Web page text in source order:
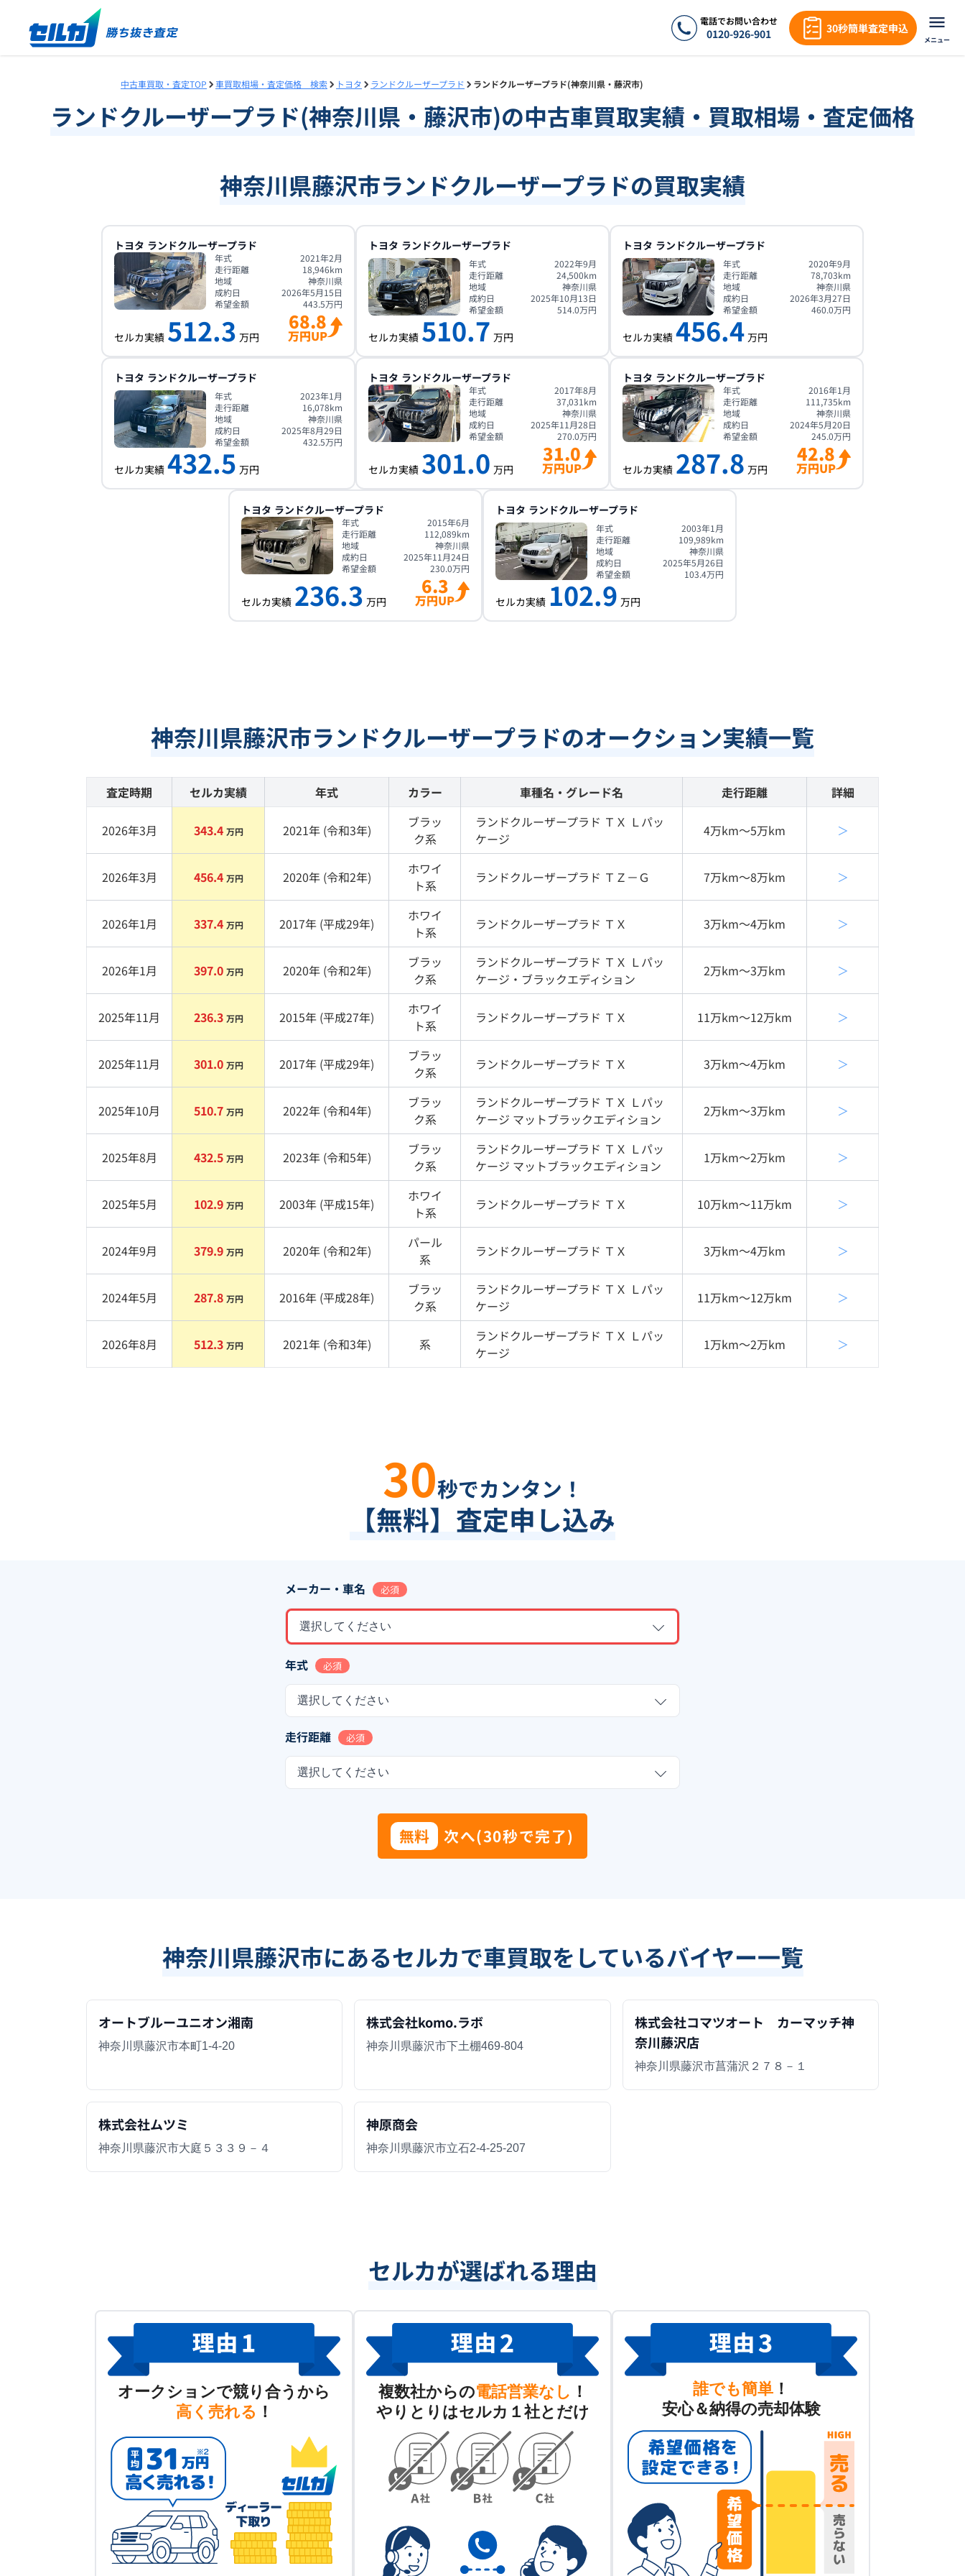
電話でお問い合わせ
0120-926-901 30秒簡単査定申込
メニュー
中古車買取・査定TOP 車買取相場・査定価格 検索 トヨタ ランドクルーザープラド ランドクルーザープラド(神奈川県・藤沢市)
ランドクルーザープラド(神奈川県 ・ 藤沢市)の中古車買取実績・買取相場・査定価格
神奈川県藤沢市ランドクルーザープラドの買取実績
トヨタ ランドクルーザープラド
年式
2021年2月
走行距離
18,946km
地域
神奈川県
成約日
2026年5月15日
希望金額
443.5万円
セルカ実績 512.3 万円
68.8
万円UP
トヨタ ランドクルーザープラド
年式
2022年9月
走行距離
24,500km
地域
神奈川県
成約日
2025年10月13日
希望金額
514.0万円
セルカ実績 510.7 万円
トヨタ ランドクルーザープラド
年式
2020年9月
走行距離
78,703km
地域
神奈川県
成約日
2026年3月27日
希望金額
460.0万円
セルカ実績 456.4 万円
トヨタ ランドクルーザープラド
年式
2023年1月
走行距離
16,078km
地域
神奈川県
成約日
2025年8月29日
希望金額
432.5万円
セルカ実績 432.5 万円
トヨタ ランドクルーザープラド
年式
2017年8月
走行距離
37,031 km
地域
神奈川県
成約日
2025年11月28日
希望金額
270.0万円
セルカ実績 301.0 万円
31.0
万円UP
トヨタ ランドクルーザープラド
年式
2016年1月
走行距離
111,735km
地域
神奈川県
成約日
2024年5月20日
希望金額
245.0万円
セルカ実績 287.8 万円
42.8
万円UP
トヨタ ランドクルーザープラド
年式
2015年6月
走行距離
112,089km
地域
神奈川県
成約日
2025年11月24日
希望金額
230.0万円
セルカ実績 236.3 万円
6.3
万円UP
トヨタ ランドクルーザープラド
年式
2003年1月
走行距離
109,989km
地域
神奈川県
成約日
2025年5月26日
希望金額
103.4万円
セルカ実績 102.9 万円
神奈川県藤沢市ランドクルーザープラドのオークション実績一覧
査定時期 セルカ実績 年式 カラー 車種名・グレード名 走行距離 詳細
2026年3月 343.4 万円 2021年 (令和3年)
ブラッ
ク系
ランドクルーザープラド ＴＸ Ｌパッ
ケージ
4万km〜5万km ＞
2026年3月 456.4 万円 2020年 (令和2年)
ホワイ
ト系 ランドクルーザープラド ＴＺ－Ｇ 7万km〜8万km ＞
2026年1月 337.4 万円 2017年 (平成29年)
ホワイ
ト系 ランドクルーザープラド ＴＸ 3万km〜4万km ＞
2026年1月 397.0 万円 2020年 (令和2年)
ブラッ
ク系
ランドクルーザープラド ＴＸ Ｌパッ
ケージ・ブラックエディション
2万km〜3万km ＞
2025年11月 236.3 万円 2015年 (平成27年)
ホワイ
ト系 ランドクルーザープラド ＴＸ 11万km〜12万km ＞
2025年11月 301.0 万円 2017年 (平成29年)
ブラッ
ク系 ランドクルーザープラド ＴＸ 3万km〜4万km ＞
2025年10月 510.7 万円 2022年 (令和4年)
ブラッ
ク系
ランドクルーザープラド ＴＸ Ｌパッ
ケージ マットブラックエディション
2万km〜3万km ＞
2025年8月 432.5 万円 2023年 (令和5年)
ブラッ
ク系
ランドクルーザープラド ＴＸ Ｌパッ
ケージ マットブラックエディション
1万km〜2万km ＞
2025年5月 102.9 万円 2003年 (平成15年)
ホワイ
ト系 ランドクルーザープラド ＴＸ 10万km〜11万km ＞
2024年9月 379.9 万円 2020年 (令和2年)
パール
系
ランドクルーザープラド ＴＸ 3万km〜4万km ＞
2024年5月 287.8 万円 2016年 (平成28年)
ブラッ
ク系
ランドクルーザープラド ＴＸ Ｌパッ
ケージ
11万km〜12万km ＞
2026年8月 512.3 万円 2021年 (令和3年) 系 ランドクルーザープラド ＴＸ Ｌパッ
ケージ
1万km〜2万km ＞
30秒でカンタン！
【無料】査定申し込み
メーカー・車名 必須
選択してください
年式 必須
選択してください
走行距離 必須
選択してください
無料 次へ(30秒で完了)
神奈川県藤沢市にあるセルカで車買取をしているバイヤー一覧
オートブルーユニオン湘南
神奈川県藤沢市本町1-4-20
株式会社komo.ラボ
神奈川県藤沢市下土棚469‐804
株式会社コマツオート カーマッチ神
奈川藤沢店
神奈川県藤沢市菖蒲沢２７８－１
株式会社ムツミ
神奈川県藤沢市大庭５３３９－４
神原商会
神奈川県藤沢市立石2-4-25-207
セルカが選ばれる理由
オークションで競り合うから
高く売れる ！
複数社からの電話営業なし ！
やりとりはセルカ１社とだけ
誰でも簡単 ！
安心＆納得の売却体験